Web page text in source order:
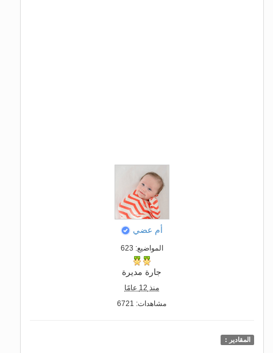
أم عضي
المواضيع: 623
جارة مديرة
منذ 12 عامًا
مشاهدات: 6721
المقادير :